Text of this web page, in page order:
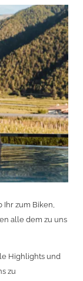
zum Biken,
alle dem zu uns
Highlights und
zu